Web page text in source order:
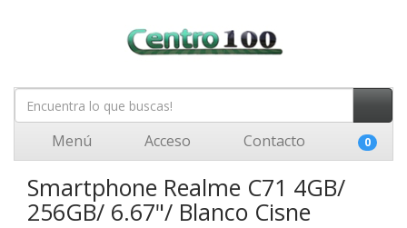
Menú Acceso Contacto 0
Smartphone Realme C71 4GB/
256GB/ 6.67"/ Blanco Cisne